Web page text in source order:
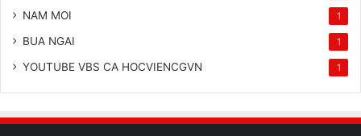
NAM MOI 1
BUA NGAI 1
YOUTUBE VBS CA HOCVIENCGVN 1